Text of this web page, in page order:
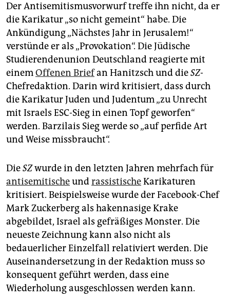
Der Antisemitismusvorwurf treffe ihn nicht, da er
die Karikatur „so nicht gemeint“ habe. Die
Ankündigung „Nächstes Jahr in Jerusalem!“
verstünde er als „Provokation“. Die Jüdische
Studierendenunion Deutschland reagierte mit
einemOffenen Briefan Hanitzsch und dieSZ-
Chefredaktion. Darin wird kritisiert, dass durch
die Karikatur Juden und Judentum „zu Unrecht
mit Israels ESC-Sieg in einen Topf geworfen“
werden. Barzilais Sieg werde so „auf perfide Art
und Weise missbraucht“.
DieSZwurde in den letzten Jahren mehrfach für
antisemitischeundrassistischeKarikaturen
kritisiert. Beispielsweise wurde der Facebook-Chef
Mark Zuckerberg als hakennasige Krake
abgebildet, Israel als gefräßiges Monster. Die
neueste Zeichnung kann also nicht als
bedauerlicher Einzelfall relativiert werden. Die
Auseinandersetzung in der Redaktion muss so
konsequent geführt werden, dass eine
Wiederholung ausgeschlossen werden kann.